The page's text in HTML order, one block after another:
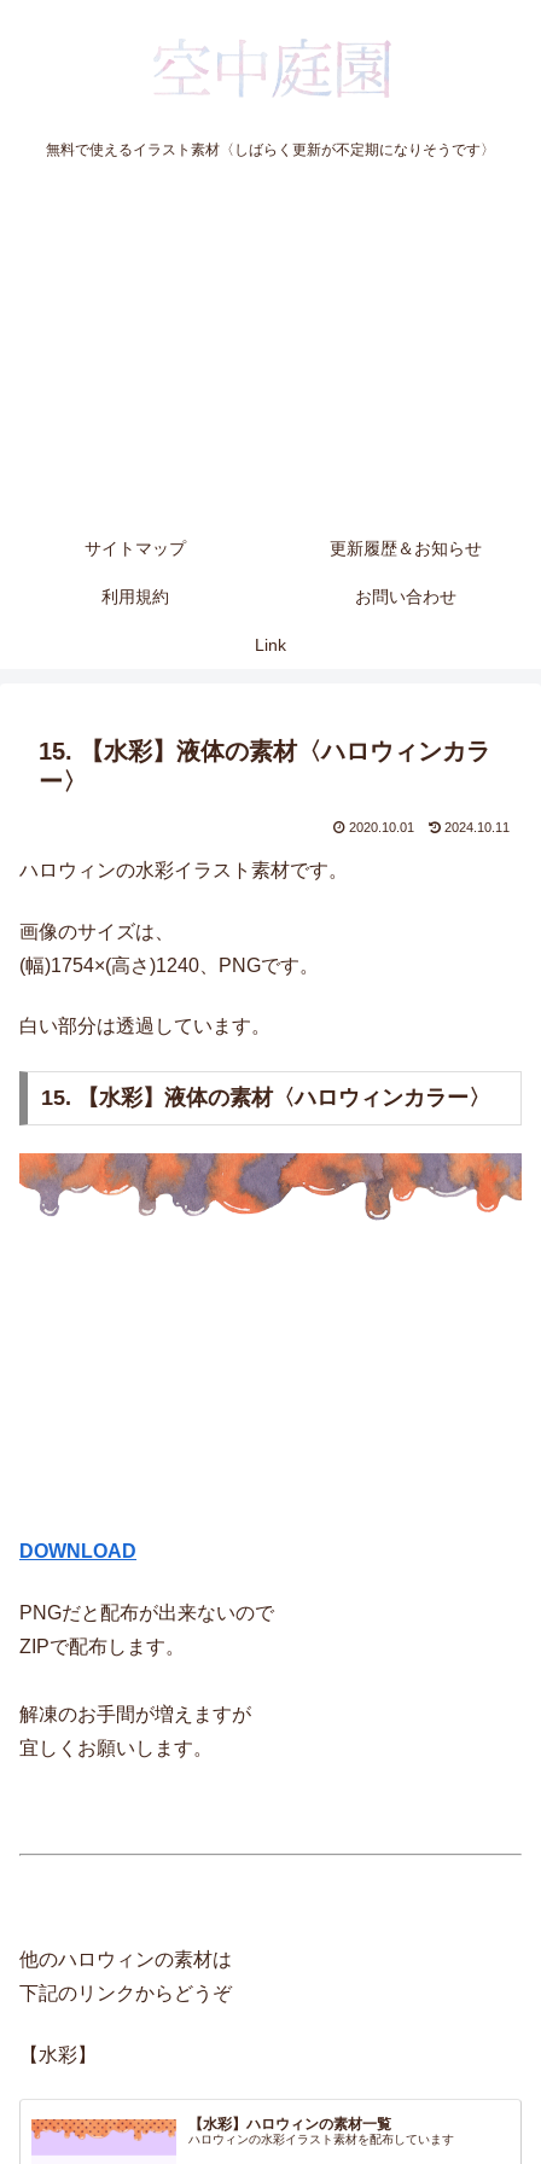
無料で使えるイラスト素材〈しばらく更新が不定期になりそうです〉
サイトマップ 更新履歴＆お知らせ
利用規約 お問い合わせ
Link
15. 【水彩】液体の素材〈ハロウィンカラ
ー〉
2020.10.01 2024.10.11
ハロウィンの水彩イラスト素材です。
画像のサイズは、
(幅)1754×(高さ)1240、PNGです。
白い部分は透過しています。
15. 【水彩】液体の素材〈ハロウィンカラー〉
DOWNLOAD
PNGだと配布が出来ないので
ZIPで配布します。
解凍のお手間が増えますが
宜しくお願いします。
他のハロウィンの素材は
下記のリンクからどうぞ
【水彩】
【水彩】ハロウィンの素材一覧
ハロウィンの水彩イラスト素材を配布しています